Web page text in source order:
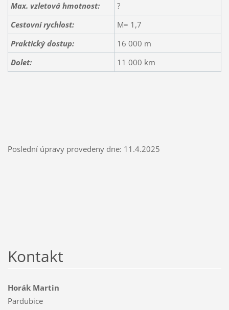
Max. vzletová hmotnost:
?
Cestovní rychlost:
M= 1,7
Praktický dostup:
16 000 m
Dolet:
11 000 km
Poslední úpravy provedeny dne: 11.4.2025
Kontakt
Horák Martin
Pardubice